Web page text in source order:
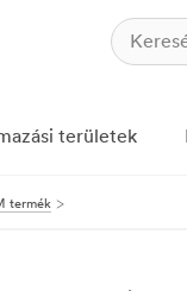
területek
termék